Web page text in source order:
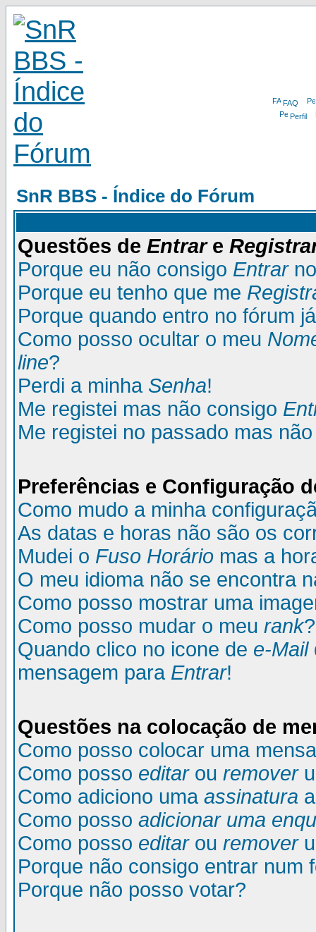
FAQ
Perfil
SnR BBS - Índice do Fórum
Questões de Entrare
Porque eu não consigo Entrar
Porque eu tenho que me
Porque quando entro no fórum
Como posso ocultar o meu
line?
Perdi a minha Senha!
Me registei mas não consigo
Me registei no passado mas
Preferências e Configuração
Como mudo a minha
As datas e horas não são os
Mudei o Fuso Horário mas a
O meu idioma não se encontra
Como posso mostrar uma
Como posso mudar o meu rank?
Quando clico no icone de e-Mail
mensagem para Entrar!
Questões na colocação de
Como posso colocar uma
Como posso editarou remover
Como adiciono uma assinatura
Como posso adicionar uma
Como posso editarou remover
Porque não consigo entrar num
Porque não posso votar?